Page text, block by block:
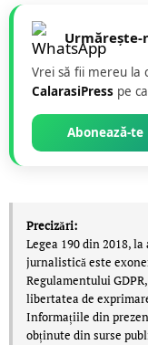
Urmărește-
Vrei să fii mereu la
CalarasiPress pe
Abonează-te
Precizări:
Legea 190 din 2018,
jurnalistică este
Regulamentului
libertatea de
Informațiile din
obținute din surse